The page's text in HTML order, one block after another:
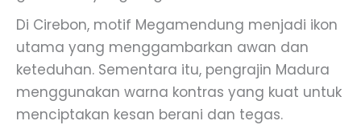
Di Cirebon, motif Megamendung menjadi ikon
utama yang menggambarkan awan dan
keteduhan. Sementara itu, pengrajin Madura
menggunakan warna kontras yang kuat untuk
menciptakan kesan berani dan tegas.